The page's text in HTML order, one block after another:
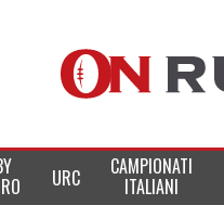
URC CAMPIONATI
ITALIANI